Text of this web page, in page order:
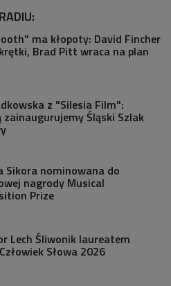
ma kłopoty: David Fincher
Brad Pitt wraca na plan
z "Silesia Film":
zainaugurujemy Śląski Szlak
Sikora nominowana do
nagrody Musical
Prize
Lech Śliwonik laureatem
Słowa 2026